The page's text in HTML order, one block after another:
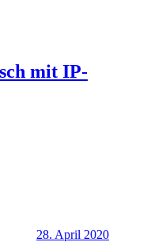
mit IP-
28. April 2020